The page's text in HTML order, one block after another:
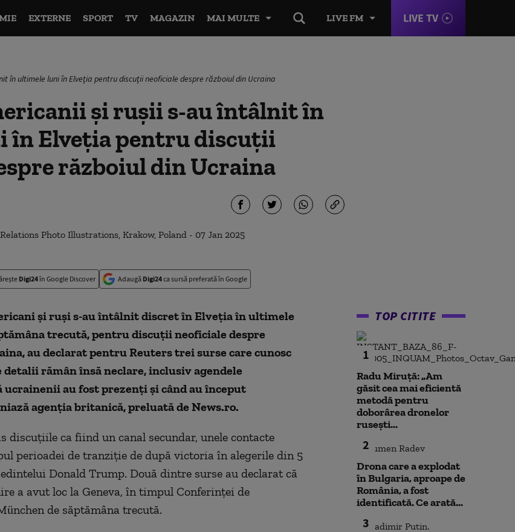
LIVE FM LIVE TV
EXTERNE SPORT TV MAGAZIN MAI MULTE
în ultimele luni în Elveţia pentru discuţii neoficiale despre războiul din Ucraina
şi ruşii s-au întâlnit în
în Elveţia pentru discuţii
războiul din Ucraina
Digi24în Google Discover Adaugă Digi24ca sursă preferată în Google
şi ruşi s-au întâlnit discret în Elveţia în ultimele
trecută, pentru discuţii neoficiale despre
au declarat pentru Reuters trei surse care cunosc
rămân însă neclare, inclusiv agendele
au fost prezenţi şi când au început
agenția britanică, preluată de News.ro.
discuţiile ca fiind un canal secundar, unele contacte
perioadei de tranziţie de după victoria în alegerile din 5
Donald Trump. Două dintre surse au declarat că
a avut loc la Geneva, în timpul Conferinţei de
de săptămâna trecută.
TOP CITITE
1
Radu Miruță: „Am
găsit cea mai eficientă
metodă pentru
doborârea dronelor
rusești...
2
Drona care a explodat
în Bulgaria, aproape de
România, a fost
identificată. Ce arată...
3